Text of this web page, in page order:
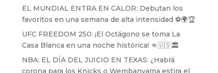
EL MUNDIAL ENTRA EN CALOR: Debutan los
favoritos en una semana de alta intensidad ⚽️🌍🏆
UFC FREEDOM 250: ¡El Octágono se toma La
Casa Blanca en una noche histórica! 👊🇺🇸🏛️
NBA: EL DÍA DEL JUICIO EN TEXAS: ¿Habrá
corona para los Knicks o Wembanyama estira el